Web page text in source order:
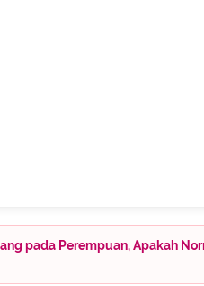
pada Perempuan, Apakah